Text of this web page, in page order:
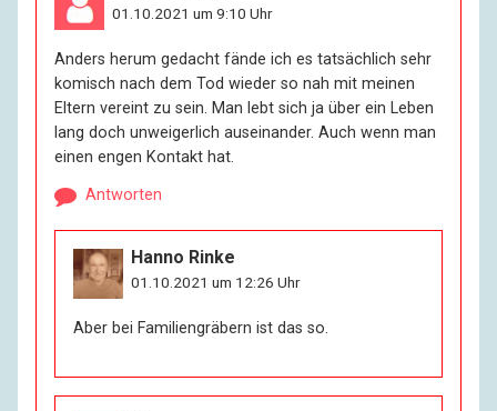
01.10.2021 um 9:10 Uhr
Anders herum gedacht fände ich es tatsächlich sehr
komisch nach dem Tod wieder so nah mit meinen
Eltern vereint zu sein. Man lebt sich ja über ein Leben
lang doch unweigerlich auseinander. Auch wenn man
einen engen Kontakt hat.
Antworten
Hanno Rinke
01.10.2021 um 12:26 Uhr
Aber bei Familiengräbern ist das so.